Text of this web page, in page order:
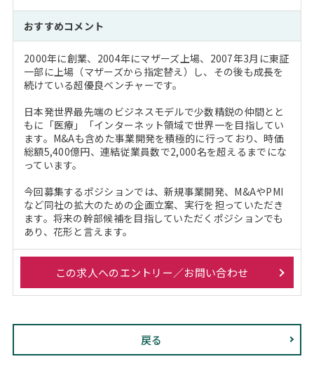
おすすめコメント
2000年に創業、2004年にマザーズ上場、2007年3月に東証
一部に上場（マザーズから指定替え）し、その後も成長を
続けている超優良ベンチャーです。
日本発世界最先端のビジネスモデルで少数精鋭の仲間とと
もに「医療」「インターネット領域で世界一を目指してい
ます。M&Aも含めた事業開発を積極的に行っており、時価
総額5,400億円、連結従業員数で2,000名を超えるまでにな
っています。
今回募集するポジションでは、新規事業開発、M&AやPMI
など同社の拡大のための企画立案、実行を担っていただき
ます。将来の幹部候補を目指していただくポジションでも
あり、花形と言えます。
この求人へのエントリー／お問い合わせ
戻る